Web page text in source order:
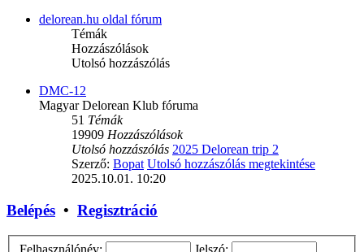
delorean.hu oldal fórum
Témák
Hozzászólások
Utolsó hozzászólás
DMC-12
Magyar Delorean Klub fóruma
51 Témák
19909 Hozzászólások
Utolsó hozzászólás 2025 Delorean trip 2
Szerző: Bopat Utolsó hozzászólás megtekintése
2025.10.01. 10:20
Belépés • Regisztráció
Felhasználónév:
Jelszó: